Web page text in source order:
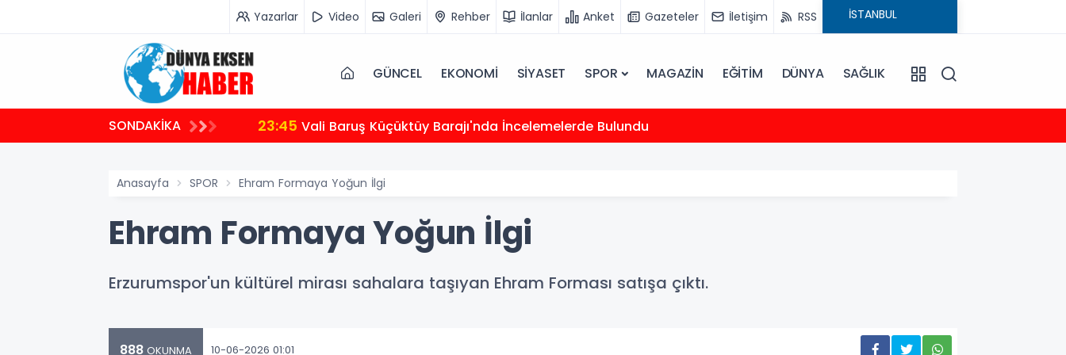
Yazarlar Video Galeri Rehber İlanlar Anket Gazeteler İletişim RSS
GÜNCEL EKONOMİ SİYASET SPOR MAGAZİN EĞİTİM DÜNYA SAĞLIK
SONDAKİKA 23:45 Vali Baruş Küçüktüy Barajı'nda İncelemelerde Bulundu
Anasayfa SPOR Ehram Formaya Yoğun İlgi
Ehram Formaya Yoğun İlgi
Erzurumspor'un kültürel mirası sahalara taşıyan Ehram Forması satışa çıktı.
888 OKUNMA 10-06-2026 01:01